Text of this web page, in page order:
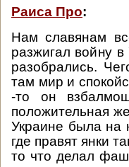
Раиса Про:
Нам славянам
разжигал войну
разобрались.
там мир и
-то он
положительная
Украине была на
где правят янки
то что делал